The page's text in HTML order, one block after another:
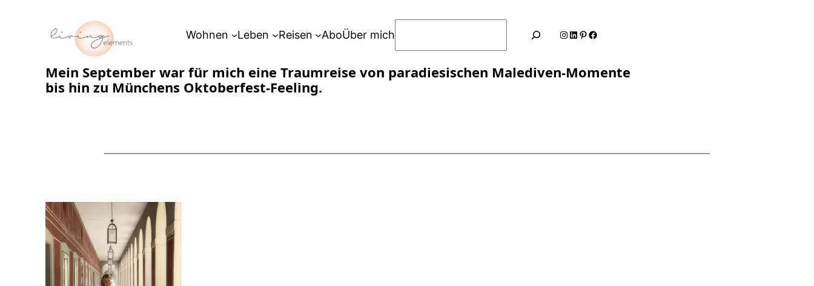
Wohnen Leben Reisen AboÜber mich
h
Instagram LinkedIn Pinterest Facebook
Mein September war für mich eine Traumreise von paradiesischen Malediven-Momente
bis hin zu Münchens Oktoberfest-Feeling.